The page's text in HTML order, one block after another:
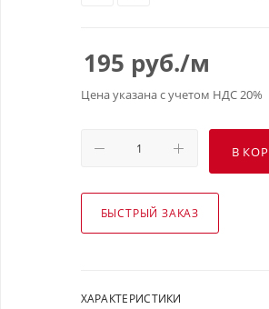
195 руб./м
Цена указана с учетом НДС 20%
В
БЫСТРЫЙ ЗАКАЗ
ХАРАКТЕРИСТИКИ